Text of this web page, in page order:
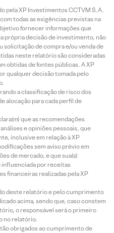
pela XP Investimentos CCTVM S.A.
todas as exigências previstas na
fornecer informações que
própria decisão de investimento, não
de compra e/ou venda de
neste relatório são consideradas
obtidas de fontes públicas. A XP
qualquer decisão tomada pelo
a classificação de risco dos
alocação para cada perfil de
que as recomendações
e opiniões pessoais, que
inclusive em relação à XP
sem aviso prévio em
de mercado, e que sua(s)
influenciada por receitas
financeiras realizadas pela XP
deste relatório e pelo cumprimento
acima, sendo que, caso constem
o responsável será o primeiro
no relatório.
obrigados ao cumprimento de